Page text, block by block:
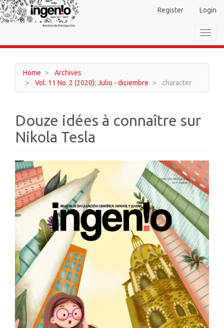
Main
Navigation
Main
Sidebar
Register Login
Home
Archives
Vol. 11 No. 2 (2020): Julio - diciembre
character
Douze idées à connaître sur
Nikola Tesla
Article
Sidebar